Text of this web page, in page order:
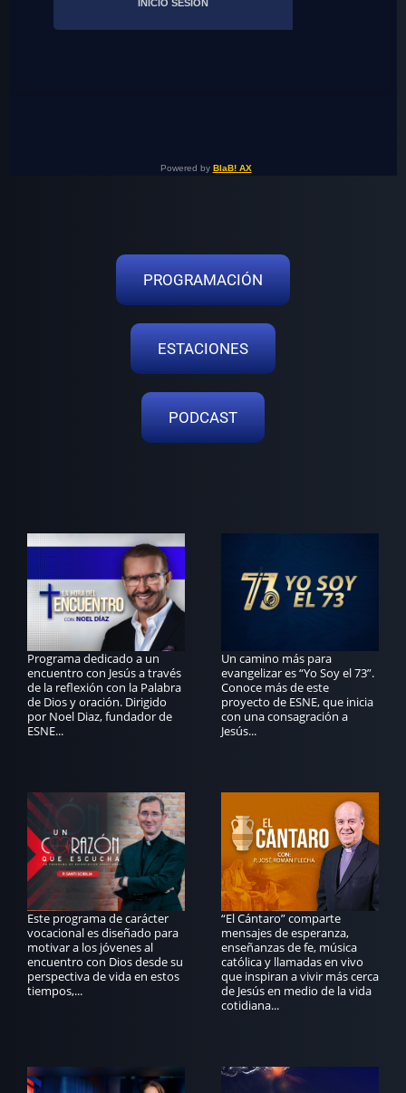
PROGRAMACIÓN
ESTACIONES
PODCAST
Programa dedicado a un
encuentro con Jesús a través
de la reflexión con la Palabra
de Dios y oración. Dirigido
por Noel Diaz, fundador de
ESNE...
Un camino más para
evangelizar es “Yo Soy el 73”.
Conoce más de este
proyecto de ESNE, que inicia
con una consagración a
Jesús...
Este programa de carácter
vocacional es diseñado para
motivar a los jóvenes al
encuentro con Dios desde su
perspectiva de vida en estos
tiempos,...
“El Cántaro” comparte
mensajes de esperanza,
enseñanzas de fe, música
católica y llamadas en vivo
que inspiran a vivir más cerca
de Jesús en medio de la vida
cotidiana...